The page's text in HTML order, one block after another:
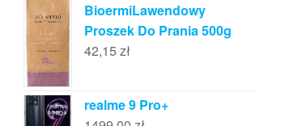
BioermiLawendowy
Proszek Do Prania 500g
42,15 zł
realme 9 Pro+